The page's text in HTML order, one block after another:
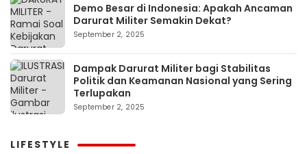
Demo Besar di Indonesia: Apakah Ancaman
Darurat Militer Semakin Dekat?
September 2, 2025
Dampak Darurat Militer bagi Stabilitas
Politik dan Keamanan Nasional yang Sering
Terlupakan
September 2, 2025
LIFESTYLE